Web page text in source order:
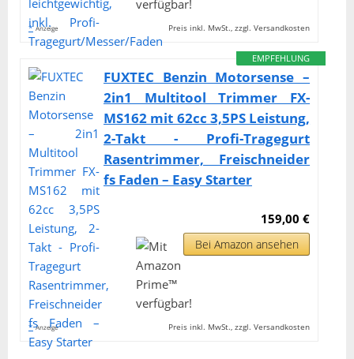
* Anzeige Preis inkl. MwSt., zzgl. Versandkosten
EMPFEHLUNG
FUXTEC Benzin Motorsense –
2in1 Multitool Trimmer FX-
MS162 mit 62cc 3,5PS Leistung,
2-Takt - Profi-Tragegurt
Rasentrimmer, Freischneider
fs Faden – Easy Starter
159,00 €
Bei Amazon ansehen
* Anzeige Preis inkl. MwSt., zzgl. Versandkosten